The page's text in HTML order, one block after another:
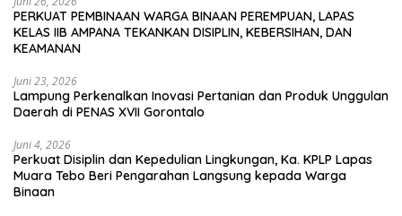
PERKUAT PEMBINAAN WARGA BINAAN PEREMPUAN, LAPAS
KELAS IIB AMPANA TEKANKAN DISIPLIN, KEBERSIHAN, DAN
KEAMANAN
Juni 23, 2026
Lampung Perkenalkan Inovasi Pertanian dan Produk Unggulan
Daerah di PENAS XVII Gorontalo
Juni 4, 2026
Perkuat Disiplin dan Kepedulian Lingkungan, Ka. KPLP Lapas
Muara Tebo Beri Pengarahan Langsung kepada Warga
Binaan